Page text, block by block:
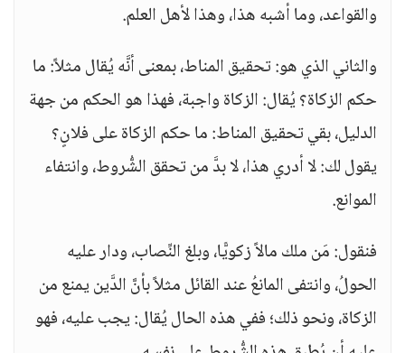
والقواعد، وما أشبه هذا، وهذا لأهل العلم.
والثاني الذي هو: تحقيق المناط، بمعنى أنَّه يُقال مثلاً: ما
حكم الزكاة؟ يُقال: الزكاة واجبة، فهذا هو الحكم من جهة
الدليل، بقي تحقيق المناط: ما حكم الزكاة على فلانٍ؟
يقول لك: لا أدري هذا، لا بدَّ من تحقق الشُّروط، وانتفاء
الموانع.
فنقول: مَن ملك مالاً زكويًّا، وبلغ النِّصاب، ودار عليه
الحولُ، وانتفى المانعُ عند القائل مثلاً بأنَّ الدَّين يمنع من
الزكاة، ونحو ذلك؛ ففي هذه الحال يُقال: يجب عليه، فهو